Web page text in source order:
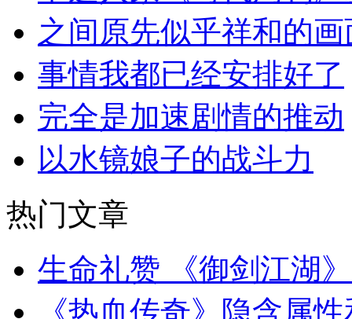
之间原先似乎祥和的
事情我都已经安排好了
完全是加速剧情的推动
以水镜娘子的战斗力
热门文章
生命礼赞 《御剑江湖
《热血传奇》隐含属